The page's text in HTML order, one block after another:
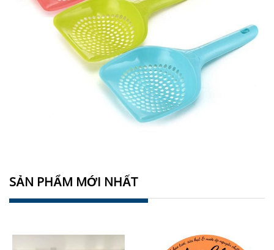
SẢN PHẨM MỚI NHẤT